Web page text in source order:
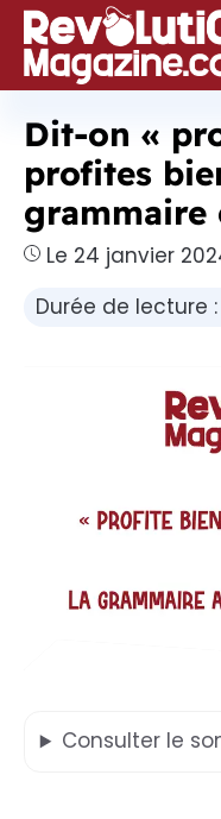
Aller
au
contenu
Dit-on «
profites
grammaire
Le 24 janvier
Durée de lecture
Consulter le